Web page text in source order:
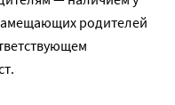
родителей